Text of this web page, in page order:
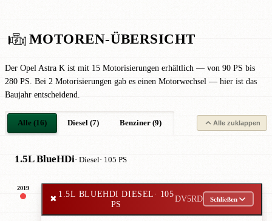
MOTOREN-ÜBERSICHT
Der Opel Astra K ist mit 15 Motorisierungen erhältlich — von 90 PS bis
280 PS. Bei 2 Motorisierungen gab es einen Motorwechsel — hier ist das
Baujahr entscheidend.
Alle (16) Diesel (7) Benziner (9) Alle zuklappen
1.5L BlueHDi· Diesel· 105 PS
2019
✖
1.5L BLUEHDI DIESEL· 105
PS
DV5RD Schließen